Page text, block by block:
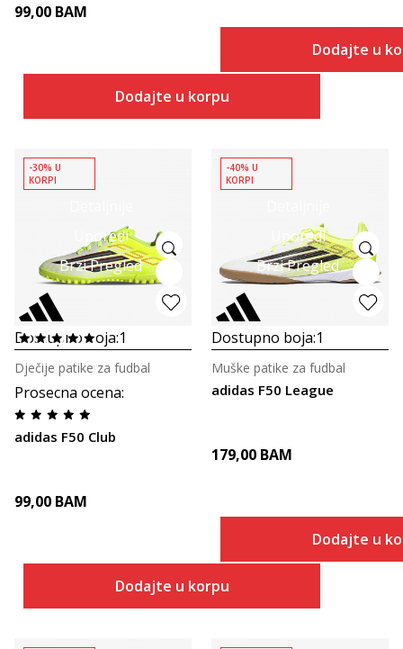
99,00 BAM
Dodajte u korpu
Dodajte u
Uporedi
Brzi Pregled
-30% U
KORPI
Dostupno boja:1
Prosecna ocena:
adidas F50 Club
Dječije patike za fudbal
99,00 BAM
Dodajte u korpu
Uporedi
Brzi Pregled
-40% U
KORPI
Dostupno boja:1
adidas F50 League
Muške patike za fudbal
179,00 BAM
Dodajte u